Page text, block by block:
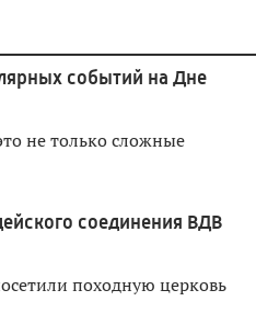
событий на Дне
не только сложные
соединения ВДВ
походную церковь